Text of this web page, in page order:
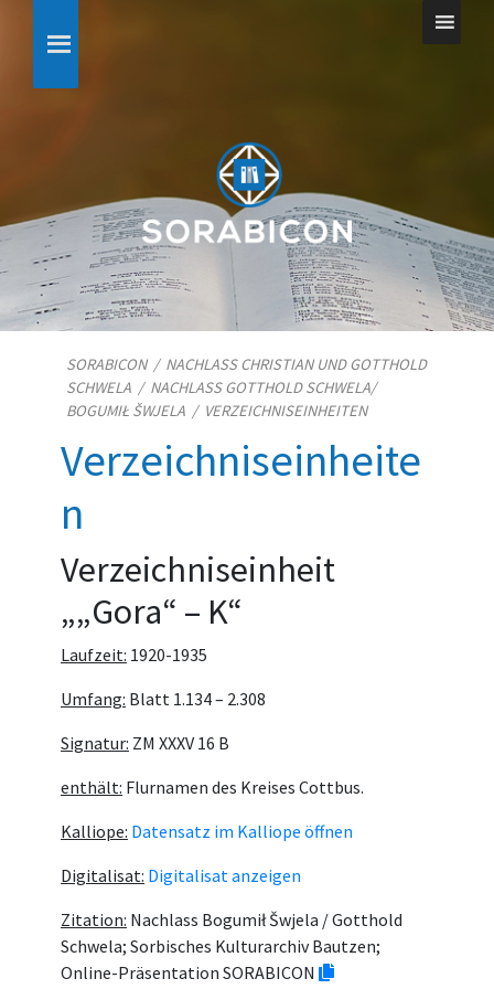
SORABICON/ NACHLASS CHRISTIAN UND GOTTHOLD
SCHWELA / NACHLASS GOTTHOLD SCHWELA/​
BOGUMIŁ ŠWJELA / VERZEICHNISEINHEITEN
Verzeichniseinheite
n
Verzeichniseinheit
„„Gora“ – K“
Laufzeit: 1920-1935
Umfang: Blatt 1.134 – 2.308
Signatur: ZM XXXV 16 B
enthält: Flurnamen des Kreises Cottbus.
Kalliope: Datensatz im Kalliope öffnen
Digitalisat: Digitalisat anzeigen
Zitation: Nachlass Bogumił Šwjela / Gotthold
Schwela; Sorbisches Kulturarchiv Bautzen;
Online-Präsentation SORABICON